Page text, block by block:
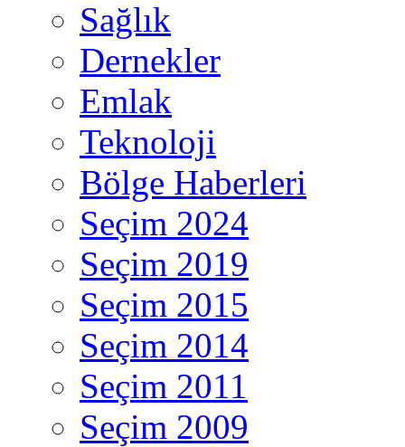
Sağlık
Dernekler
Emlak
Teknoloji
Bölge Haberleri
Seçim 2024
Seçim 2019
Seçim 2015
Seçim 2014
Seçim 2011
Seçim 2009